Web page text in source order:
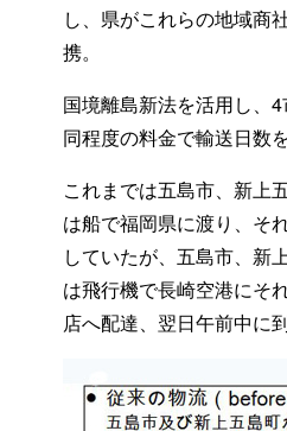
し、県がこれらの地域商
携。
国境離島新法を活用し、
同程度の料金で輸送日数
これまでは五島市、新上
は船で福岡県に渡り、そ
していたが、五島市、新
は飛行機で長崎空港にそ
店へ配達、翌日午前中に